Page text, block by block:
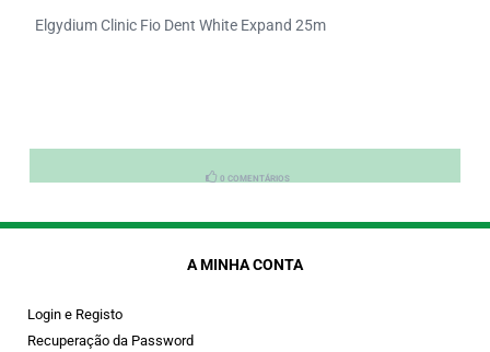
Elgydium Clinic Fio Dent White Expand 25m
0 COMENTÁRIOS
A MINHA CONTA
Login e Registo
Recuperação da Password